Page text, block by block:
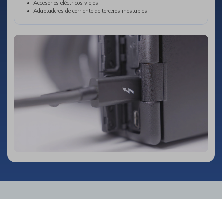
Accesorios eléctricos viejos;󠀲󠀤󠀣󠀳
Adaptadores de corriente de terceros inestables.